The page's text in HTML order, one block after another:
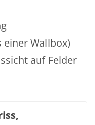
Wallbox)
auf Felder